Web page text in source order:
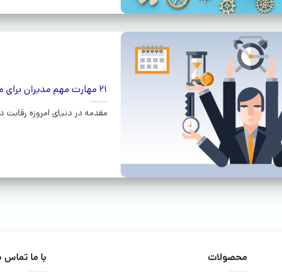
21 مهارت مهم مدیران برای موفقیت در کسب‌وکار
مقدمه در دنیای امروزه
محصولات با ما تماس